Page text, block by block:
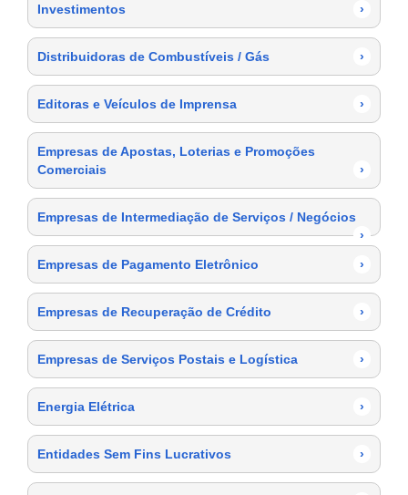
Investimentos
›
Distribuidoras de Combustíveis / Gás ›
Editoras e Veículos de Imprensa ›
Empresas de Apostas, Loterias e Promoções
Comerciais
›
Empresas de Intermediação de Serviços / Negócios
›
Empresas de Pagamento Eletrônico
›
Empresas de Recuperação de Crédito ›
Empresas de Serviços Postais e Logística ›
Energia Elétrica ›
Entidades Sem Fins Lucrativos ›